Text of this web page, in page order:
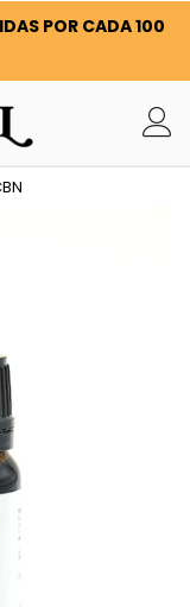
POR CADA 100